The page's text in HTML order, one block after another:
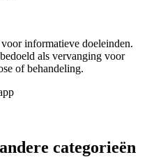
informatieve doeleinden.
als vervanging voor
of behandeling.
categorieën